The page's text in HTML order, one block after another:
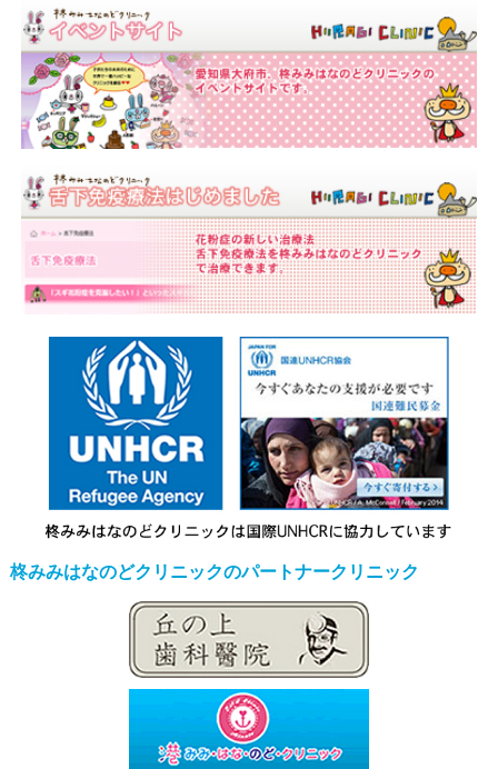
柊みみはなのどクリニックのパートナークリニック